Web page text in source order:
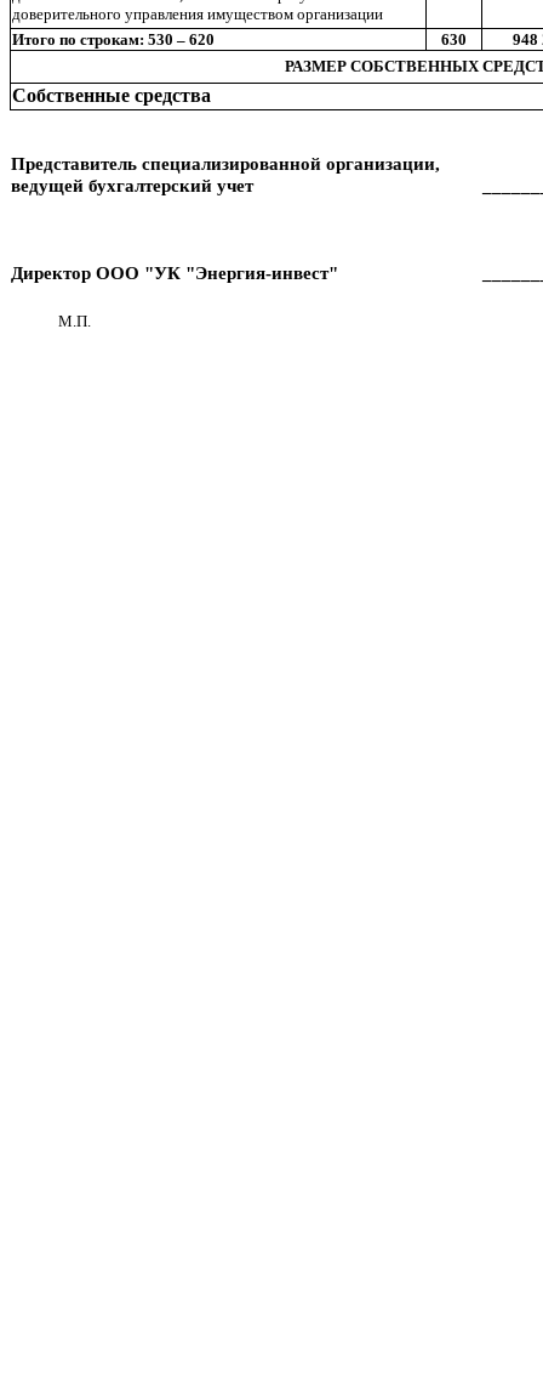
доверительного управления имуществом организации
Итого по строкам: 530 – 620
630
948
РАЗМЕР СОБСТВЕННЫХ
Собственные средства
Представитель специализированной организации,
ведущей бухгалтерский учет
Директор ООО "УК "Энергия-инвест"
М.П.